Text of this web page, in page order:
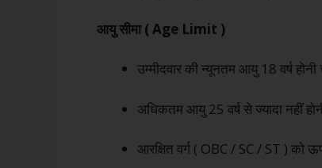
आयु सीमा ( Age Limit )
उम्मीदवार की न्यूनतम आयु 18 वर्ष होनी
अधिकतम आयु 25 वर्ष से ज्यादा नहीं
आरक्षित वर्ग ( OBC / SC / ST ) को